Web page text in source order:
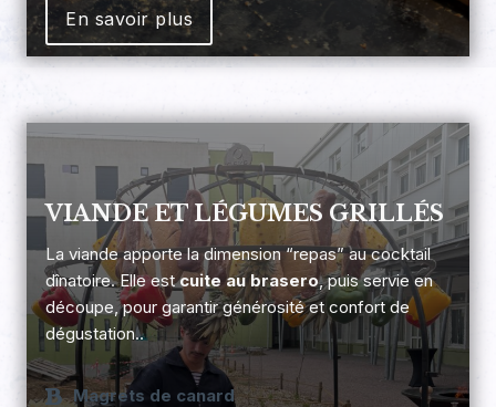
En savoir plus
VIANDE ET LÉGUMES GRILLÉS
La viande apporte la dimension “repas” au cocktail
dînatoire. Elle estcuite au brasero, puis servie en
découpe, pour garantir générosité et confort de
dégustation..
Magrets de canard